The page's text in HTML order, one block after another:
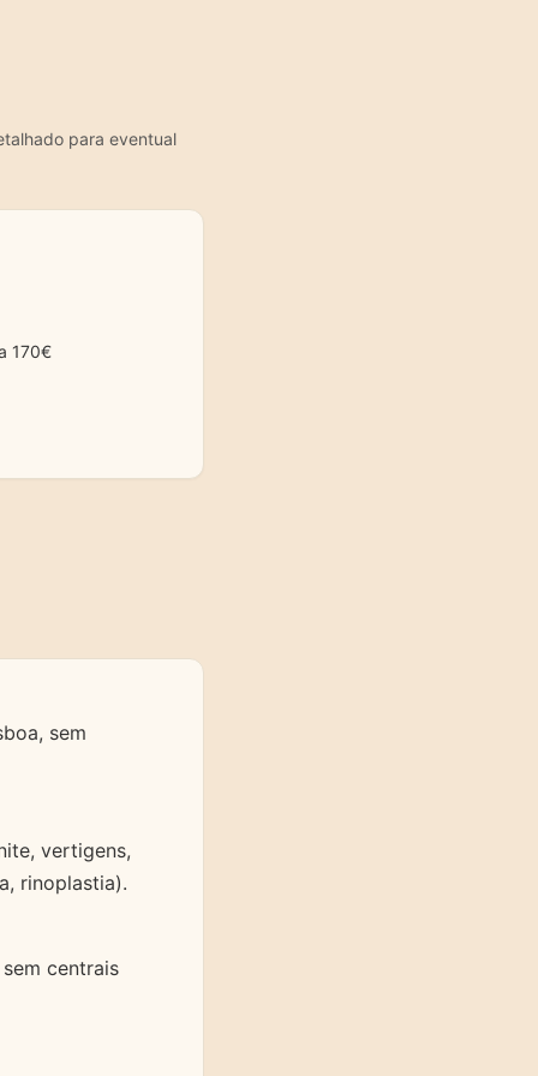
para eventual
170€
sem
vertigens,
rinoplastia).
centrais